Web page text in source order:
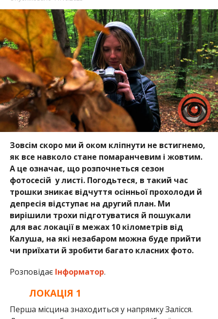
Зовсім скоро ми й оком кліпнути не встигнемо,
як все навколо стане помаранчевим і жовтим.
А це означає, що розпочнеться сезон
фотосесій у листі. Погодьтеся, в такий час
трошки зникає відчуття осінньої прохолоди й
депресія відступає на другий план. Ми
вирішили трохи підготуватися й пошукали
для вас локації в межах 10 кілометрів від
Калуша, на які незабаром можна буде прийти
чи приїхати й зробити багато класних фото.
Розповідає Інформатор.
ЛОКАЦІЯ 1
Перша місцина знаходиться у напрямку Залісся.